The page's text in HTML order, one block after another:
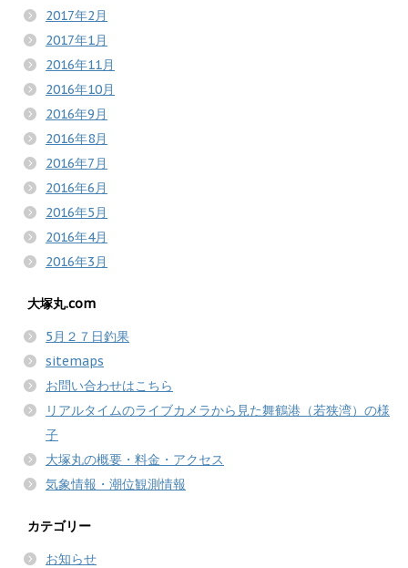
2017年2月
2017年1月
2016年11月
2016年10月
2016年9月
2016年8月
2016年7月
2016年6月
2016年5月
2016年4月
2016年3月
大塚丸.com
5月２７日釣果
sitemaps
お問い合わせはこちら
リアルタイムのライブカメラから見た舞鶴港（若狭湾）の様
子
大塚丸の概要・料金・アクセス
気象情報・潮位観測情報
カテゴリー
お知らせ